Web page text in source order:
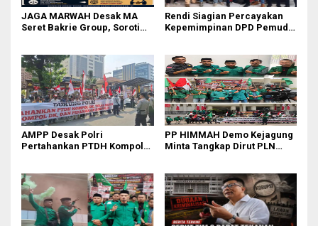
JAGA MARWAH Desak MA
Seret Bakrie Group, Soroti
Rendi Siagian Percayakan
Kepemimpinan DPD Pemuda
AMPP Desak Polri
Pertahankan PTDH Kompol
PP HIMMAH Demo Kejagung
Minta Tangkap Dirut PLN